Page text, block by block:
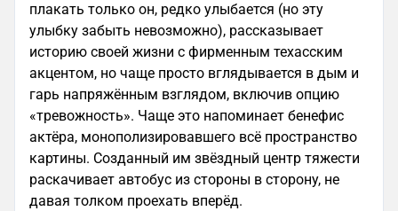
плакать только он, редко улыбается (но эту
улыбку забыть невозможно), рассказывает
историю своей жизни с фирменным техасским
акцентом, но чаще просто вглядывается в дым и
гарь напряжённым взглядом, включив опцию
«тревожность». Чаще это напоминает бенефис
актёра, монополизировавшего всё пространство
картины. Созданный им звёздный центр тяжести
раскачивает автобус из стороны в сторону, не
давая толком проехать вперёд.